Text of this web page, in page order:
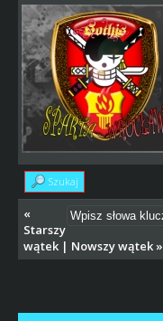
Szukaj
«
Starszy
wątek| Nowszy wątek»